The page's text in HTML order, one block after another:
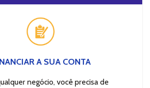
A SUA CONTA
negócio, você precisa de